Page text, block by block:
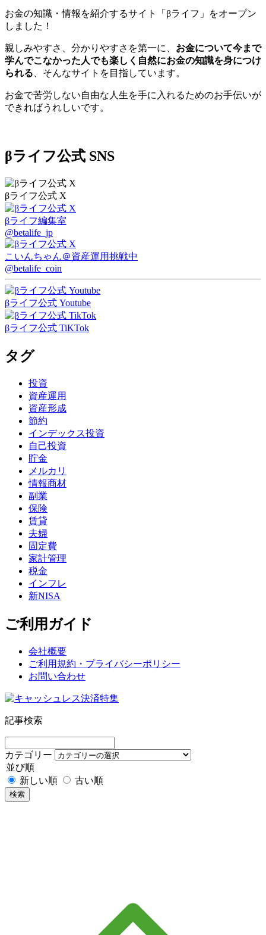
お金の知識・情報を紹介するサイト「βライフ」をオープン
しました！
親しみやすさ、分かりやすさを第一に、 お金について今まで
学んでこなかった人でも楽しく自然にお金の知識を身につけ
られる、そんなサイトを目指しています。
お金で苦労しない自由な人生を手に入れるためのお手伝いが
できればうれしいです。
βライフ公式 SNS
βライフ公式 X
βライフ編集室
@betalife_jp
こいんちゃん＠資産運用挑戦中
@betalife_coin
βライフ公式 Youtube
βライフ公式 TiKTok
タグ
投資
資産運用
資産形成
節約
インデックス投資
自己投資
貯金
メルカリ
情報商材
副業
保険
賃貸
夫婦
固定費
家計管理
税金
インフレ
新NISA
ご利用ガイド
会社概要
ご利用規約・プライバシーポリシー
お問い合わせ
記事検索
カテゴリー
並び順
新しい順
古い順